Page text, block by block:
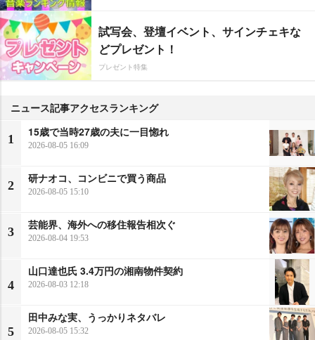
試写会、登壇イベント、サインチェキな
どプレゼント！
プレゼント特集
ニュース記事アクセスランキング
1
15歳で当時27歳の夫に一目惚れ
2026-08-05 16:09
2
研ナオコ、コンビニで買う商品
2026-08-05 15:10
3
芸能界、海外への移住報告相次ぐ
2026-08-04 19:53
4
山口達也氏 3.4万円の湘南物件契約
2026-08-03 12:18
5
田中みな実、うっかりネタバレ
2026-08-05 15:32